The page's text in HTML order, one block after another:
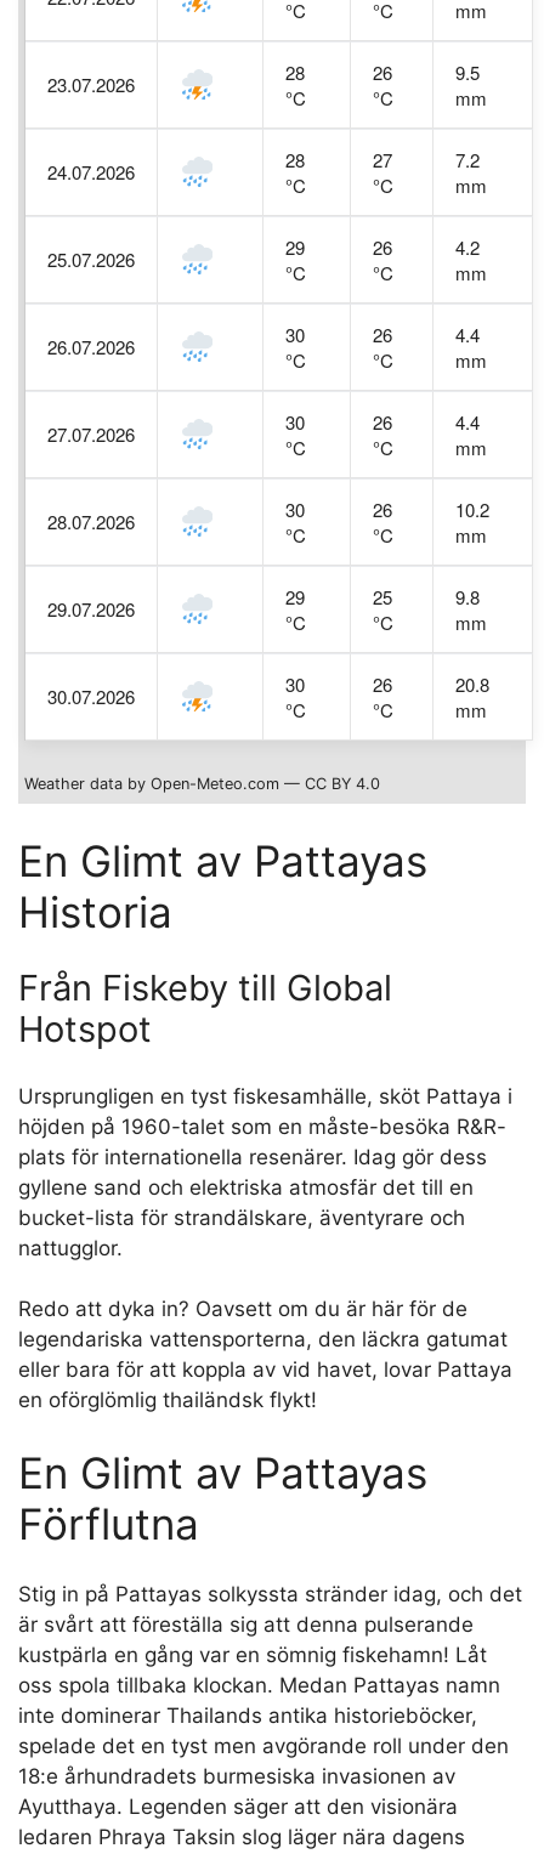
°C °C mm
23.07.2026
28
°C
26
°C
9.5
mm
24.07.2026
28
°C
27
°C
7.2
mm
25.07.2026
29
°C
26
°C
4.2
mm
26.07.2026
30
°C
26
°C
4.4
mm
27.07.2026
30
°C
26
°C
4.4
mm
28.07.2026
30
°C
26
°C
10.2
mm
29.07.2026
29
°C
25
°C
9.8
mm
30.07.2026
30
°C
26
°C
20.8
mm
Weather data by Open-Meteo.com — CC BY 4.0
En Glimt av Pattayas
Historia
Från Fiskeby till Global
Hotspot
Ursprungligen en tyst fiskesamhälle, sköt Pattaya i
höjden på 1960-talet som en måste-besöka R&R-
plats för internationella resenärer. Idag gör dess
gyllene sand och elektriska atmosfär det till en
bucket-lista för strandälskare, äventyrare och
nattugglor.
Redo att dyka in? Oavsett om du är här för de
legendariska vattensporterna, den läckra gatumat
eller bara för att koppla av vid havet, lovar Pattaya
en oförglömlig thailändsk flykt!
En Glimt av Pattayas
Förflutna
Stig in på Pattayas solkyssta stränder idag, och det
är svårt att föreställa sig att denna pulserande
kustpärla en gång var en sömnig fiskehamn! Låt
oss spola tillbaka klockan. Medan Pattayas namn
inte dominerar Thailands antika historieböcker,
spelade det en tyst men avgörande roll under den
18:e århundradets burmesiska invasionen av
Ayutthaya. Legenden säger att den visionära
ledaren Phraya Taksin slog läger nära dagens